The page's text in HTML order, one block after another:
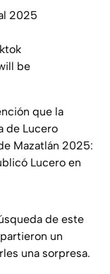
2025
be
que la
de Lucero
Mazatlán 2025:
Lucero en
de este
un
una sorpresa.